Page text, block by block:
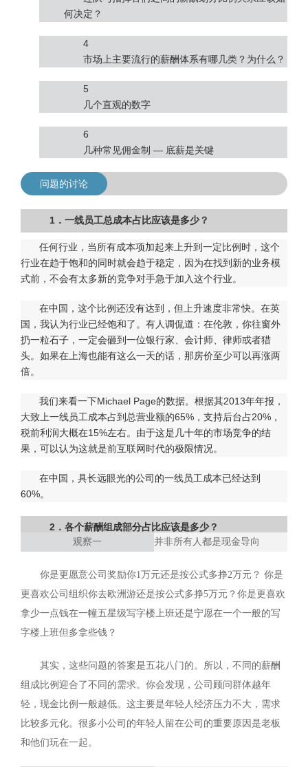
何决定？
4
市场上主要流行的薪酬体系有哪几类？为什么？
5
几个直观的数字
6
几种常见佣金制 — 底薪是关键
问题的讨论
1．一线员工总成本占比应该是多少？
任何行业，当所有成本项加起来上升到一定比例时，这个
行业在趋于饱和的同时就会趋于稳定，因为在找到新的业务模
式前，不会有太多新的竞争对手急于加入这个行业。
在中国，这个比例还没有达到，但上升速度非常快。在英
国，我认为行业已经饱和了。有人调侃道：在伦敦，你往窗外
扔一粒石子，一定会砸到一位银行家、会计师、律师或者猎
头。如果在上海也能有这么一天的话，那房价至少可以再涨两
倍。
我们来看一下Michael Page的数据。根据其2013年年报，
大致上一线员工成本占到总营业额的65%，支持后台占20%，
税前利润大概在15%左右。由于这是几十年的市场竞争的结
果，可以认为这就是前互联网时代的极限情况。
在中国，具长远眼光的公司的一线员工成本已经达到
60%。
2．各个薪酬组成部分占比应该是多少？
观察一
并非所有人都是现金导向
你是更愿意公司奖励你1万元还是按公式多挣2万元？ 你是
更喜欢公司组织你去欧洲游还是按公式多挣5万元？你是更喜欢
拿少一点钱在一幢五星级写字楼上班还是宁愿在一个一般的写
字楼上班但多拿些钱？
其实，这些问题的答案是五花八门的。所以，不同的薪酬
组成比例迎合了不同的需求。你会发现，公司顾问群体越年
轻，现金比例一般越低。这主要是年轻人经济压力不大，需求
比较多元化。很多小公司的年轻人留在公司的重要原因是老板
和他们玩在一起。